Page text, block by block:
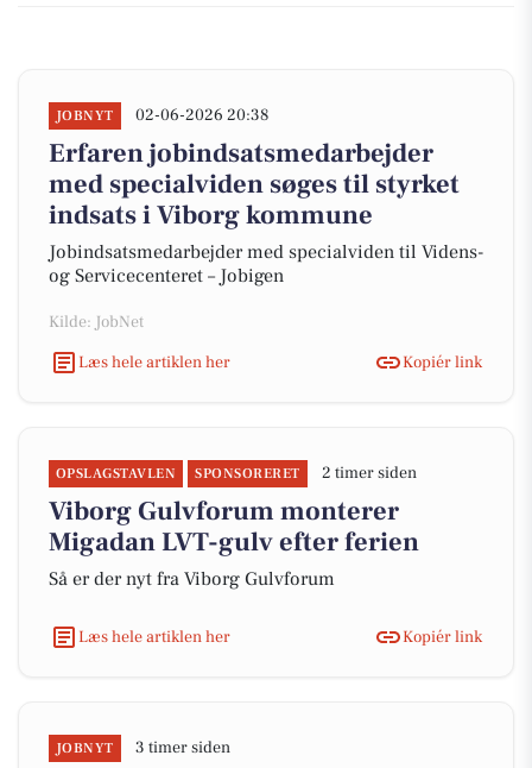
JOBNYT 02-06-2026 20:38
Erfaren jobindsatsmedarbejder
med specialviden søges til styrket
indsats i Viborg kommune
Jobindsatsmedarbejder med specialviden til Videns-
og Servicecenteret – Jobigen
Kilde: JobNet
Læs hele artiklen her
Kopiér link
OPSLAGSTAVLEN SPONSORERET 2 timer siden
Viborg Gulvforum monterer
Migadan LVT-gulv efter ferien
Så er der nyt fra Viborg Gulvforum
Læs hele artiklen her Kopiér link
JOBNYT 3 timer siden